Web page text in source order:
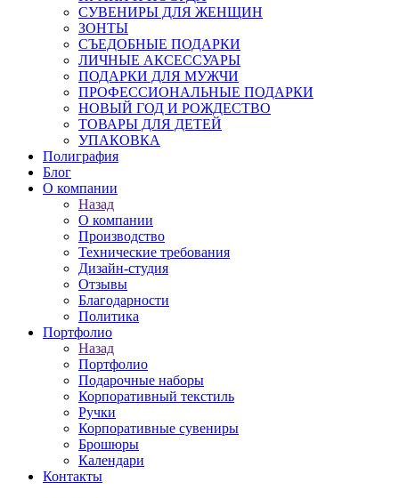
СУВЕНИРЫ ДЛЯ ЖЕНЩИН
ЗОНТЫ
СЪЕДОБНЫЕ ПОДАРКИ
ЛИЧНЫЕ АКСЕССУАРЫ
ПОДАРКИ ДЛЯ МУЖЧИ
ПРОФЕССИОНАЛЬНЫЕ ПОДАРКИ
НОВЫЙ ГОД И РОЖДЕСТВО
ТОВАРЫ ДЛЯ ДЕТЕЙ
УПАКОВКА
Полиграфия
Блог
О компании
Назад
О компании
Производство
Технические требования
Дизайн-студия
Отзывы
Благодарности
Политика
Портфолио
Назад
Портфолио
Подарочные наборы
Корпоративный текстиль
Ручки
Корпоративные сувениры
Брошюры
Календари
Контакты